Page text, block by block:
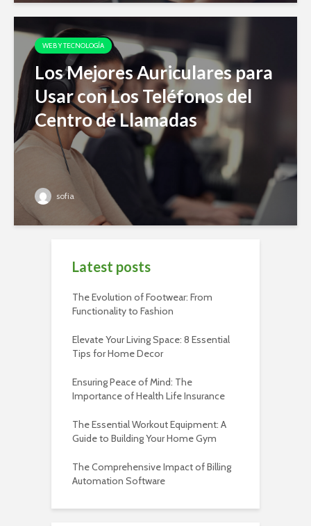
WEB Y TECNOLOGÍA
Los Mejores Auriculares para
Usar con Los Teléfonos del
Centro de Llamadas
sofia
Latest posts
The Evolution of Footwear: From
Functionality to Fashion
Elevate Your Living Space: 8 Essential
Tips for Home Decor
Ensuring Peace of Mind: The
Importance of Health Life Insurance
The Essential Workout Equipment: A
Guide to Building Your Home Gym
The Comprehensive Impact of Billing
Automation Software